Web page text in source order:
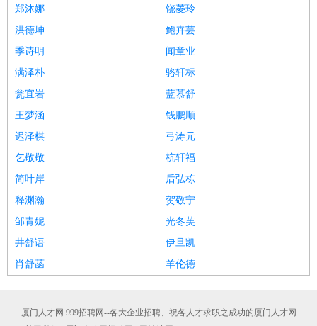
郑沐娜
饶菱玲
洪德坤
鲍卉芸
季诗明
闻章业
满泽朴
骆轩标
瓮宜岩
蓝慕舒
王梦涵
钱鹏顺
迟泽棋
弓涛元
乞敬敬
杭轩福
简叶岸
后弘栋
释渊瀚
贺敬宁
邹青妮
光冬芙
井舒语
伊旦凯
肖舒菡
羊伦德
厦门人才网 999招聘网--各大企业招聘、祝各人才求职之成功的厦门人才网